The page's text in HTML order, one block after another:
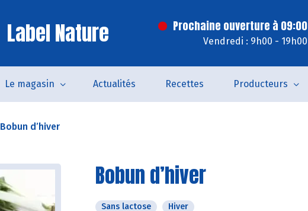
Label Nature Prochaine ouverture à 09:00
Vendredi : 9h00 - 19h00
Le magasin Actualités Recettes Producteurs
Bobun d’hiver
Bobun d’hiver
Sans lactose Hiver